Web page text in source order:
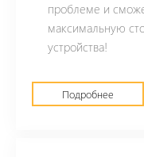
проблеме и
максимальную
устройства!
Подробнее